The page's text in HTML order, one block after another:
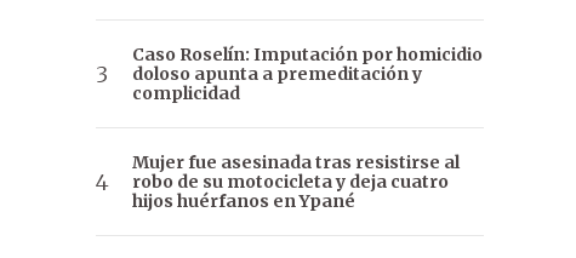
Caso Roselín: Imputación por homicidio
doloso apunta a premeditación y
complicidad
Mujer fue asesinada tras resistirse al
robo de su motocicleta y deja cuatro
hijos huérfanos en Ypané